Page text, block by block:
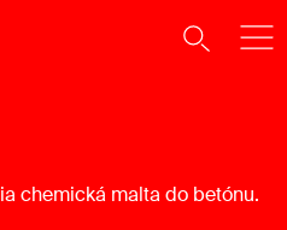
chemická malta do betónu.